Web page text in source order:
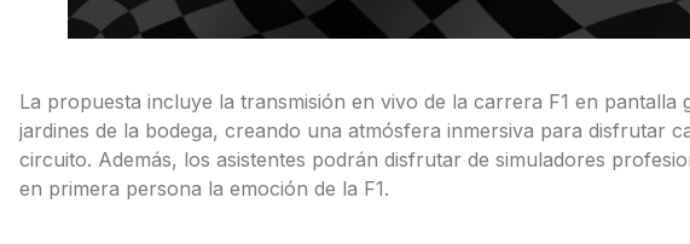
La propuesta incluye la transmisión en vivo de la carrera F1 en pantalla
jardines de la bodega, creando una atmósfera inmersiva para disfrutar
circuito. Además, los asistentes podrán disfrutar de simuladores
en primera persona la emoción de la F1.